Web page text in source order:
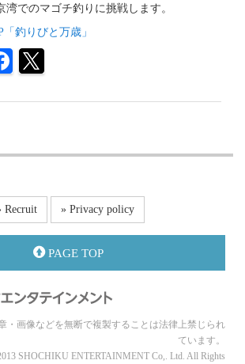
湾でのマゴチ釣りに挑戦します。
「釣りびと万歳」
Recruit » Privacy policy
PAGE TOP
・画像などを無断で複製することは法律上禁じられ
ています。
SHOCHIKU ENTERTAINMENT Co,. Ltd. All Rights